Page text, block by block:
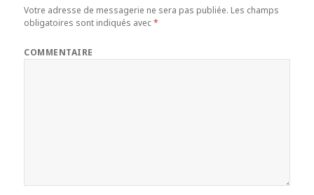
Votre adresse de messagerie ne sera pas publiée. Les champs
obligatoires sont indiqués avec*
COMMENTAIRE